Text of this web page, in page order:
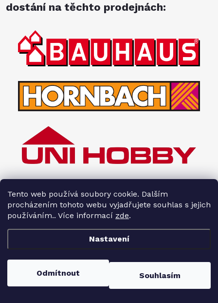
Tento web používá soubory cookie. Dalším
procházením tohoto webu vyjadřujete souhlas s jejich
používáním.. Více informací zde.
Nastavení
Odmítnout Souhlasím
dostání na těchto prodejnách:
Interiéry HOPA. Všechna práva vyhrazena.